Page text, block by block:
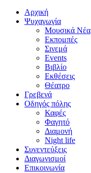
Αρχική
Ψυχαγωγία
Μουσικά Νέα
Εκπομπές
Σινεμά
Events
Βιβλίο
Εκθέσεις
Θέατρο
Γρεβενά
Οδηγός πόλης
Καφές
Φαγητό
Διαμονή
Night life
Συνεντεύξεις
Διαγωνισμοί
Επικοινωνία